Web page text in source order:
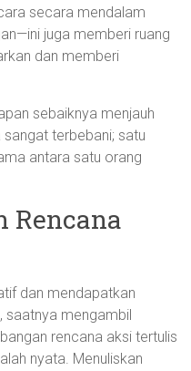
secara mendalam
juga memberi ruang
dan memberi
sebaiknya menjauh
terbebani; satu
antara satu orang
Rencana
dan mendapatkan
saatnya mengambil
rencana aksi tertulis
nyata. Menuliskan